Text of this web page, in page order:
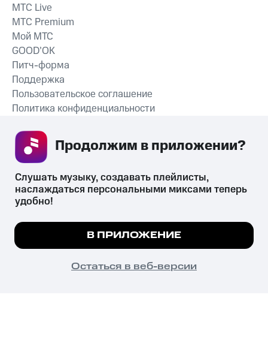
СКАЧАТЬ ПРИЛОЖЕНИЕ
MTС Live
MTС Premium
Мой МТС
GOOD’OK
Питч-форма
Поддержка
Пользовательское соглашение
Политика конфиденциальности
психотропных веществ, их аналогов причиняет вред здоровью,
их незаконный оборот запрещён и влечёт установленную
законодательством ответственность.
© 2026 ООО «КИОН».
Все права защищены
Мы используем куки, чтобы на сайте все
Подробнее
ПОНЯТНО
Слушать музыку, создавать плейлисты,
наслаждаться персональными миксами теперь
удобно!
В ПРИЛОЖЕНИЕ
Остаться в веб-версии